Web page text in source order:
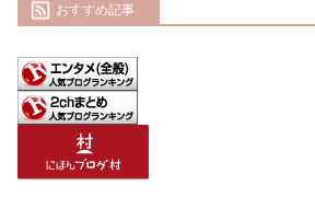
おすすめ記事